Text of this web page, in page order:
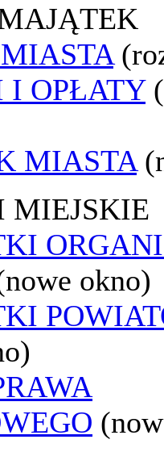
I OPŁATY
MIASTA
MIEJSKIE
okno)